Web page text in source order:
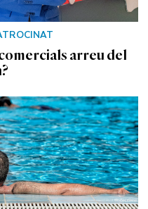
arreu del